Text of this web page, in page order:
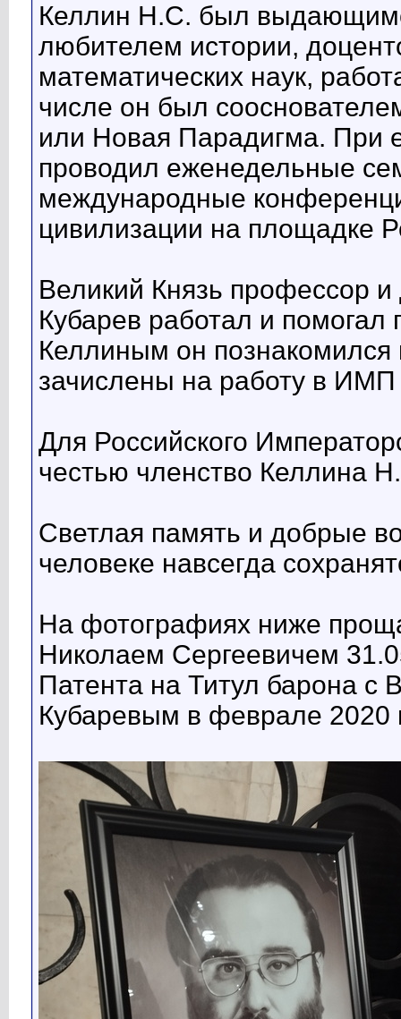
Келлин Н.С. был
любителем истории,
математических наук,
числе он был
или Новая Парадигма. При
проводил еженедельные
международные
цивилизации на площадке
Великий Князь профессор
Кубарев работал и помогал
Келлиным он познакомился
зачислены на работу в
Для Российского
честью членство Келлина
Светлая память и добрые
человеке навсегда
На фотографиях ниже
Николаем Сергеевичем
Патента на Титул барона
Кубаревым в феврале 2020